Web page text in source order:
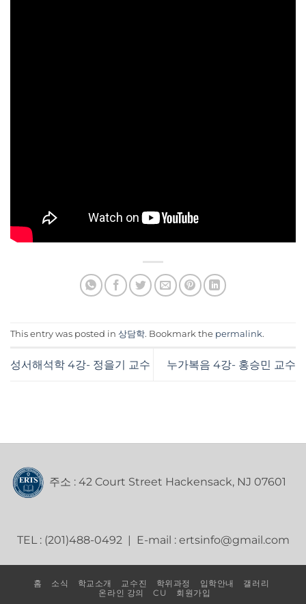
This entry was posted in 상담학. Bookmark the permalink.
성서해석학 4강- 정을기 교수 누가복음 4강- 홍승민 교수
주소 : 42 Court Street Hackensack, NJ 07601
TEL : (201)488-0492 | E-mail : ertsinfo@gmail.com
홈 소식 학교소개 교수진 학위과정 입학안내
갤러리
온라인 강의
CU 회원가입